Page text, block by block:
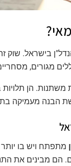
בישראל. שוק
מגורים,
משתנות. הן תלויות
הבנה מעמיקה
מתפתח ויש בו
הם מבינים את